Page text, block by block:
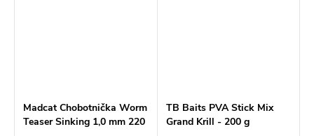
Madcat Chobotnička Worm
Teaser Sinking 1,0 mm 220
TB Baits PVA Stick Mix
Grand Krill - 200 g